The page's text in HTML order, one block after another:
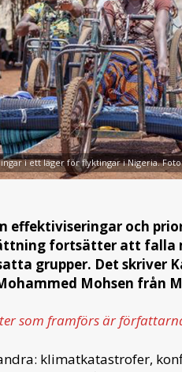
i ett läger för flyktingar i Nigeria.
effektiviseringar och
fortsätter att falla
grupper. Det skriver
Mohsen från
som framförs är
klimatkatastrofer,